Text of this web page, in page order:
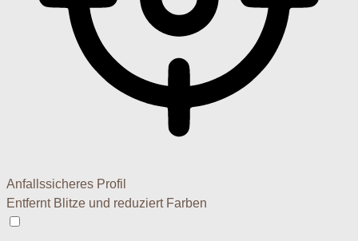
Anfallssicheres Profil
Entfernt Blitze und reduziert Farben